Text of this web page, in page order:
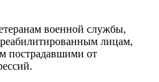
военной службы,
лицам,
пострадавшими от